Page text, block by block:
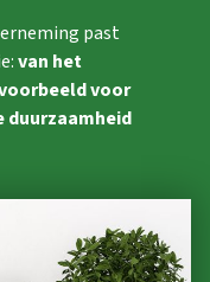
past
van het
voor
duurzaamheid